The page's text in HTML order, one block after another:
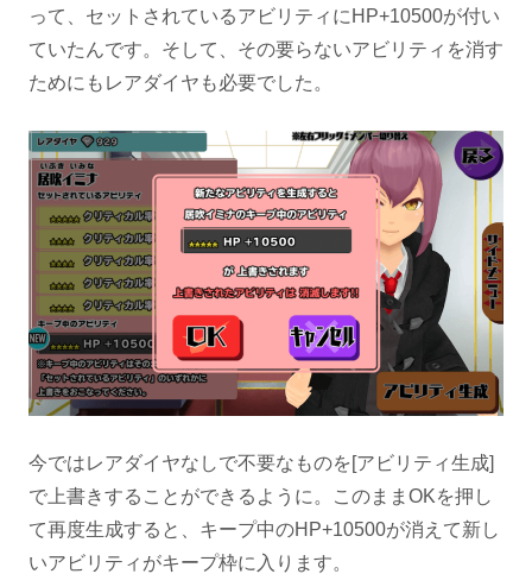
って、セットされているアビリティにHP+10500が付い
ていたんです。そして、その要らないアビリティを消す
ためにもレアダイヤも必要でした。
今ではレアダイヤなしで不要なものを[アビリティ生成]
で上書きすることができるように。このままOKを押し
て再度生成すると、キープ中のHP+10500が消えて新し
いアビリティがキープ枠に入ります。